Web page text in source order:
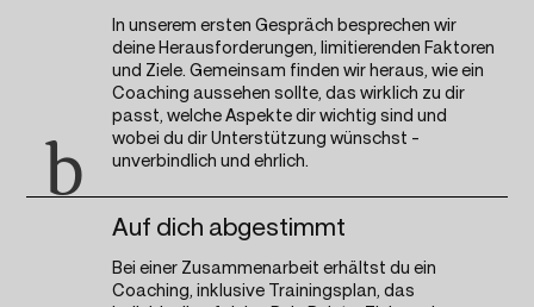
b
In unserem ersten Gespräch besprechen wir
deine Herausforderungen, limitierenden Faktoren
und Ziele. Gemeinsam finden wir heraus, wie ein
Coaching aussehen sollte, das wirklich zu dir
passt, welche Aspekte dir wichtig sind und
wobei du dir Unterstützung wünschst –
unverbindlich und ehrlich.
Auf dich abgestimmt
Bei einer Zusammenarbeit erhältst du ein
Coaching, inklusive Trainingsplan, das